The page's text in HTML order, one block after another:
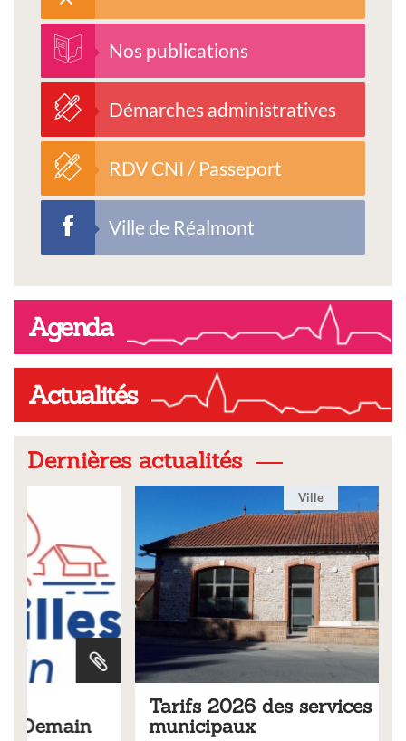
Nos publications
Démarches administratives
RDV CNI / Passeport
Ville de Réalmont
Agenda
Actualités
Dernières actualités
Tarifs 2026 des services
municipaux